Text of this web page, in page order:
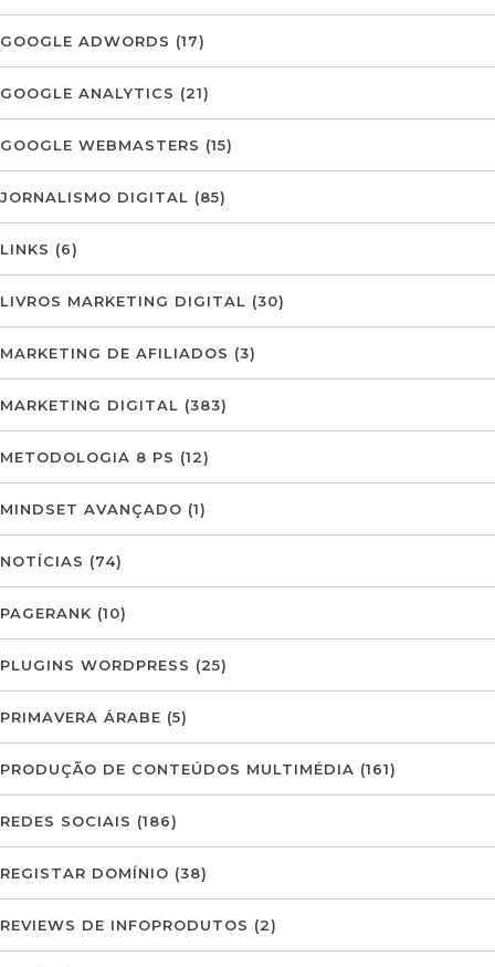
GOOGLE ADWORDS (17)
GOOGLE ANALYTICS (21)
GOOGLE WEBMASTERS (15)
JORNALISMO DIGITAL (85)
LINKS (6)
LIVROS MARKETING DIGITAL (30)
MARKETING DE AFILIADOS (3)
MARKETING DIGITAL (383)
METODOLOGIA 8 PS (12)
MINDSET AVANÇADO (1)
NOTÍCIAS (74)
PAGERANK (10)
PLUGINS WORDPRESS (25)
PRIMAVERA ÁRABE (5)
PRODUÇÃO DE CONTEÚDOS MULTIMÉDIA (161)
REDES SOCIAIS (186)
REGISTAR DOMÍNIO (38)
REVIEWS DE INFOPRODUTOS (2)